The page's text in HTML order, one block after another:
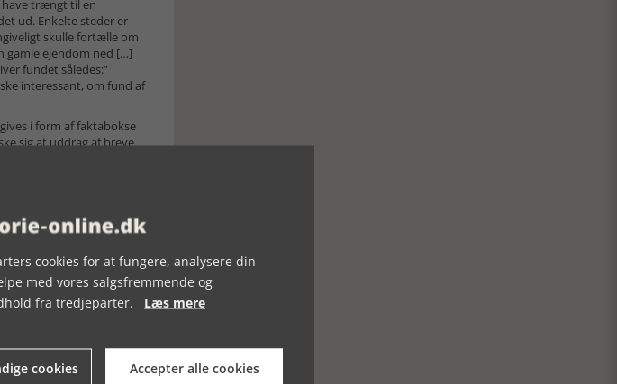
have trængt til en
ud. Enkelte steder er
skulle fortælle om
gamle ejendom ned […]
fundet således:”
interessant, om fund af
i form af faktabokse
sig at uddrag af breve
sig til ”ikke-
anstrengelserne lig
gengives på mere
af en given kilde, uden
af tidens sprog, kunne
det ikke hænger sammen
hvilket giver indtryk af
kilde er det? Hvis
”Københavns
burde
og litteratur, hvorfor
andet, især når det
cookies for at fungere, analysere din
med vores salgsfremmende og
fra tredjeparter. Læs mere
cookies Accepter alle cookies